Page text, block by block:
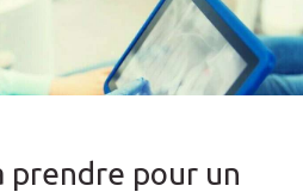
prendre pour un